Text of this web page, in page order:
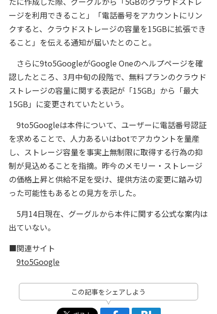
ージを利用できること」「電話番号をアカウントにリン
クすると、クラウドストレージの容量を15GBに拡張でき
ること」を伝える通知が届いたとのこと。
さらに9to5GoogleがGoogle Oneのヘルプページを確
認したところ、3月中旬の段階で、無料プランのクラウド
ストレージの容量に関する表記が「15GB」から「最大
15GB」に変更されていたという。
9to5Googleは本件について、ユーザーに電話番号認証
を求めることで、人力あるいはbotでアカウントを量産
し、ストレージ容量を事実上無制限に取得する行為の抑
制が見込めることを指摘。昨今のメモリー・ストレージ
の価格上昇と供給不足を受け、提供方法の変更に踏み切
った可能性もあるとの見方を示した。
5月14日現在、グーグルから本件に関する公式な案内は
出ていない。
■関連サイト
9to5Google
この記事をシェアしよう